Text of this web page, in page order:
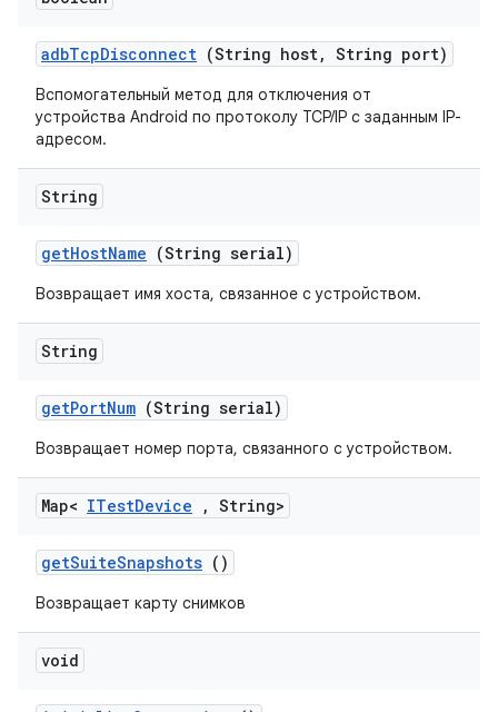
adbTcpDisconnect (String host, String port)
Вспомогательный метод для отключения от
устройства Android по протоколу TCP/IP с заданным IP-
адресом.
String
getHostName (String serial)
Возвращает имя хоста, связанное с устройством.
String
getPortNum (String serial)
Возвращает номер порта, связанного с устройством.
Map< ITestDevice , String>
getSuiteSnapshots ()
Возвращает карту снимков
void